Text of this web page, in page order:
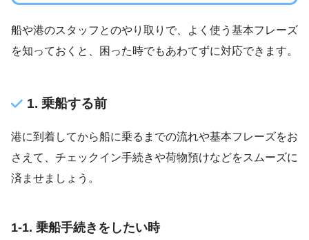
船や港のスタッフとのやり取りで、よく使う基本フレーズ
を知っておくと、困った時でもあわてずに対応できます。
1. 乗船する前
港に到着してから船に乗るまでの流れや基本フレーズをお
さえて、チェックイン手続きや荷物預けなどをスムーズに
済ませましょう。
1-1. 乗船手続きをしたい時